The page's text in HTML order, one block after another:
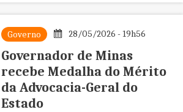
Minas Ge...
Governo
28/05/2026 - 19h56
Governador de Minas
recebe Medalha do Mérito
da Advocacia-Geral do
Estado